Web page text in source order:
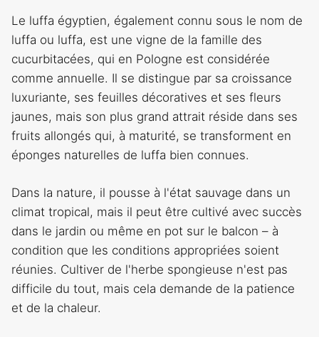
Le luffa égyptien, également connu sous le nom de
luffa ou luffa, est une vigne de la famille des
cucurbitacées, qui en Pologne est considérée
comme annuelle. Il se distingue par sa croissance
luxuriante, ses feuilles décoratives et ses fleurs
jaunes, mais son plus grand attrait réside dans ses
fruits allongés qui, à maturité, se transforment en
éponges naturelles de luffa bien connues.
Dans la nature, il pousse à l'état sauvage dans un
climat tropical, mais il peut être cultivé avec succès
dans le jardin ou même en pot sur le balcon – à
condition que les conditions appropriées soient
réunies. Cultiver de l'herbe spongieuse n'est pas
difficile du tout, mais cela demande de la patience
et de la chaleur.